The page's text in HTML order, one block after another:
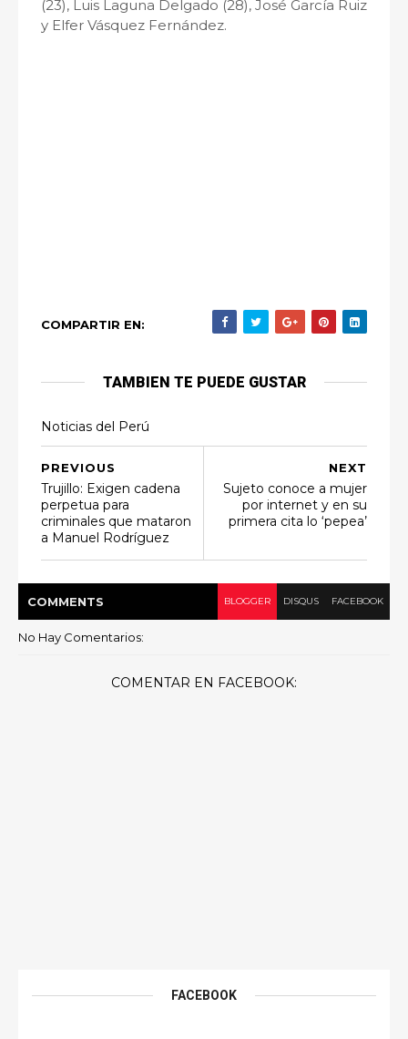
(23), Luis Laguna Delgado (28), José García Ruiz
y Elfer Vásquez Fernández.
COMPARTIR EN:
TAMBIEN TE PUEDE GUSTAR
Noticias del Perú
NEXT
Sujeto conoce a mujer
por internet y en su
primera cita lo ‘pepea’
PREVIOUS
Trujillo: Exigen cadena
perpetua para
criminales que mataron
a Manuel Rodríguez
COMMENTS BLOGGER DISQUS FACEBOOK
No Hay Comentarios:
COMENTAR EN FACEBOOK:
FACEBOOK